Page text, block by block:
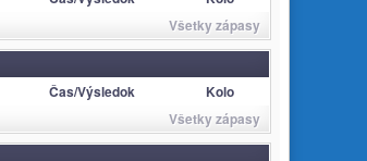
Všetky zápasy
Čas/Výsledok
Kolo
Všetky zápasy